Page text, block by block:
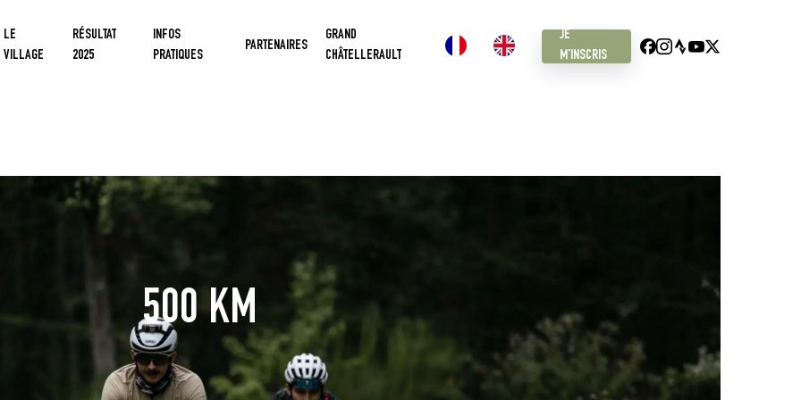
LE
VILLAGE
RÉSULTAT
2025
INFOS
PRATIQUES
PARTENAIRES
GRAND
CHÂTELLERAULT
JE
M’INSCRIS
FACEBOOK
INSTAGRAM
STRAVAYOUTUBE
X
500 KM